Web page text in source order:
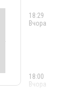
18:29
Вчора
18:00
Вчора